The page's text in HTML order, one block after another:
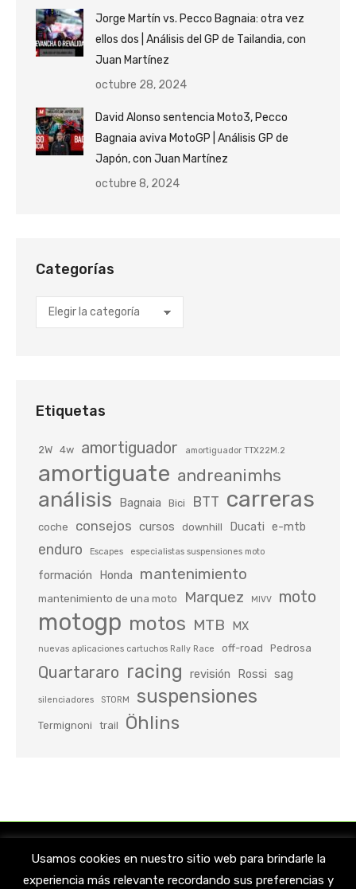
Jorge Martín vs. Pecco Bagnaia: otra vez
ellos dos | Análisis del GP de Tailandia, con
Juan Martínez
octubre 28, 2024
David Alonso sentencia Moto3, Pecco
Bagnaia aviva MotoGP | Análisis GP de
Japón, con Juan Martínez
octubre 8, 2024
Categorías
Categorías
Etiquetas
2W 4w amortiguador amortiguador TTX22M.2
amortiguate andreanimhs
análisis Bagnaia Bici BTT carreras
coche consejos cursos downhill Ducati e-mtb
enduro Escapes especialistas suspensiones moto
formación Honda mantenimiento
mantenimiento de una moto Marquez MIVV moto
motogp motos MTB MX
nuevas aplicaciones cartuchos Rally Race off-road Pedrosa
Quartararo racing revisión Rossi sag
silenciadores STORM suspensiones
Termignoni trail Öhlins
Usamos cookies en nuestro sitio web para brindarle la
experiencia más relevante recordando sus preferencias y